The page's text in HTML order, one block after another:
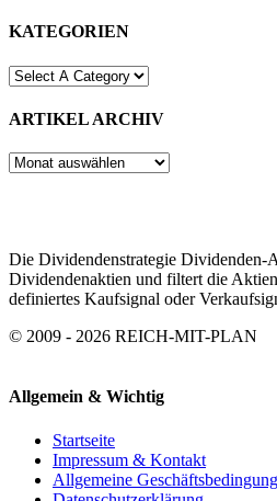
KATEGORIEN
ARTIKEL ARCHIV
ARTIKEL
Die Dividendenstrategie Dividenden-
Dividendenaktien und filtert die
definiertes Kaufsignal oder
© 2009 - 2026 REICH-MIT-PLAN
Allgemein & Wichtig
Startseite
Impressum & Kontakt
Allgemeine